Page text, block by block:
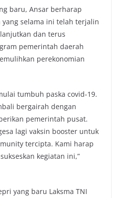
baru, Ansar berharap
selama ini telah terjalin
dan terus
pemerintah daerah
perekonomian
tumbuh paska covid-19.
bergairah dengan
pemerintah pusat.
lagi vaksin booster untuk
tercipta. Kami harap
kegiatan ini,”
yang baru Laksma TNI